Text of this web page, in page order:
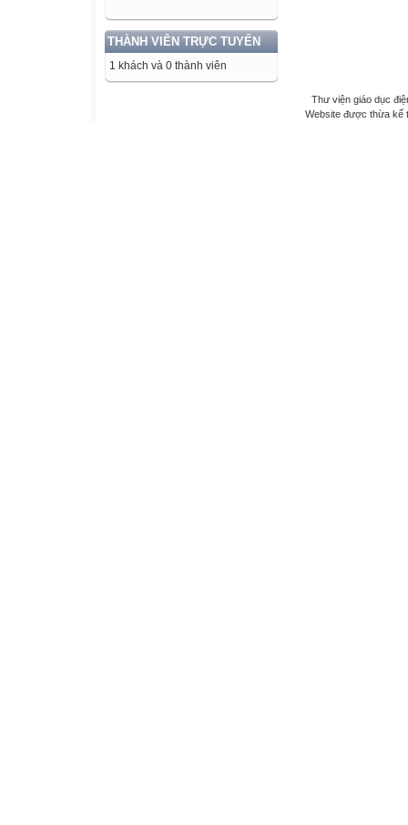
THÀNH VIÊN TRỰC TUYẾN
1 khách và 0 thành viên
Thư viện giáo dục
Website được thừa kế